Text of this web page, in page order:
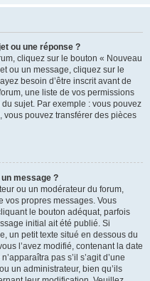
ou une réponse ?
cliquez sur le bouton « Nouveau
ou un message, cliquez sur le
besoin d’être inscrit avant de
une liste de vos permissions
sujet. Par exemple : vous pouvez
pouvez transférer des pièces
message ?
ou un modérateur du forum,
vos propres messages. Vous
le bouton adéquat, parfois
initial ait été publié. Si
un petit texte situé en dessous du
l’avez modifié, contenant la date
pas s’il s’agit d’une
un administrateur, bien qu’ils